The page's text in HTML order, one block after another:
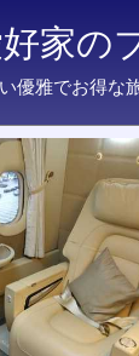
家の
優雅でお得な